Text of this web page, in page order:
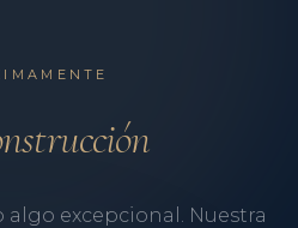
excepcional. Nuestra